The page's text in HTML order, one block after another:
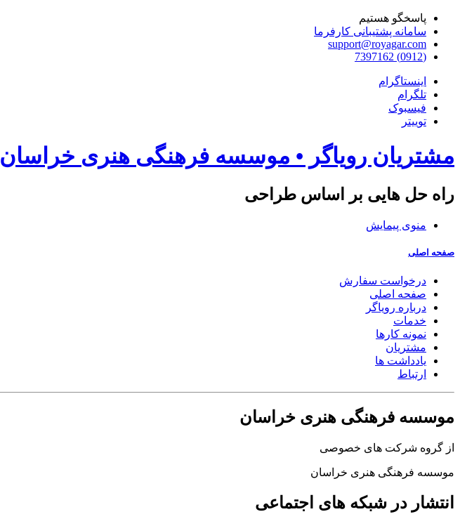
پاسخگو هستیم
سامانه پشتیبانی کارفرما
support@royagar.com
(0912) 7397162
اینستاگرام
تلگرام
فیسبوک
توییتر
مشتریان رویاگر • موسسه فرهنگی هنری خراسان
راه حل هایی بر اساس طراحی
منوی پیمایش
صفحه اصلی
درخواست سفارش
صفحه اصلی
درباره رویاگر
خدمات
نمونه کارها
مشتریان
یادداشت ها
ارتباط
موسسه فرهنگی هنری خراسان
از گروه شرکت های خصوصی
موسسه فرهنگی هنری خراسان
انتشار در شبکه های اجتماعی